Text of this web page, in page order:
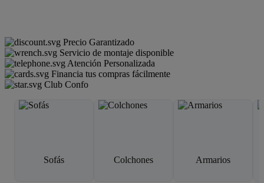
Precio Garantizado
Servicio de montaje disponible
Atención Personalizada
Financia tus compras fácilmente
Club Confo
Sofás Colchones Armarios